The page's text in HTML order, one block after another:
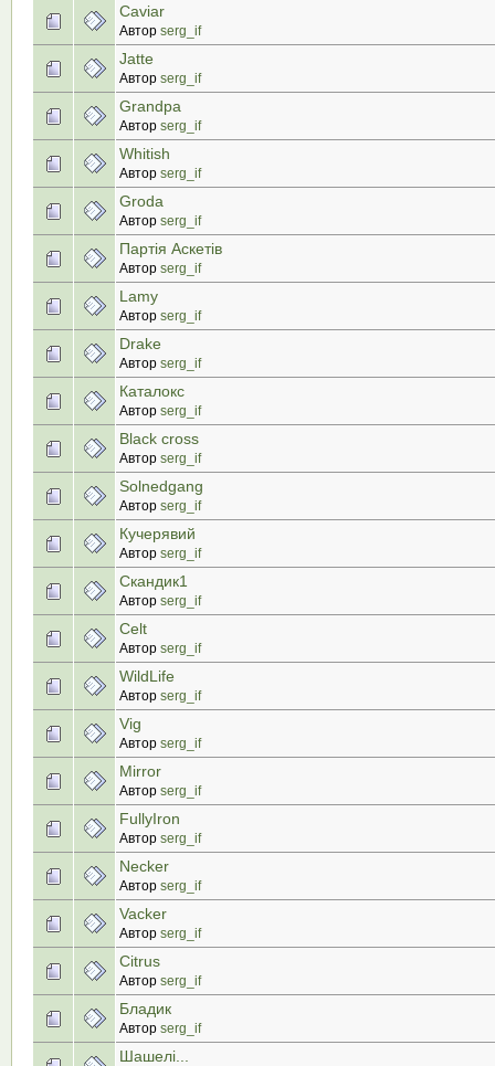
Caviar
Автор serg_if
Jatte
Автор serg_if
Grandpa
Автор serg_if
Whitish
Автор serg_if
Groda
Автор serg_if
Партія Аскетів
Автор serg_if
Lamy
Автор serg_if
Drake
Автор serg_if
Каталокс
Автор serg_if
Black cross
Автор serg_if
Solnedgang
Автор serg_if
Кучерявий
Автор serg_if
Скандик1
Автор serg_if
Celt
Автор serg_if
WildLife
Автор serg_if
Vig
Автор serg_if
Mirror
Автор serg_if
FullyIron
Автор serg_if
Necker
Автор serg_if
Vacker
Автор serg_if
Сitrus
Автор serg_if
Бладик
Автор serg_if
Шашелі...